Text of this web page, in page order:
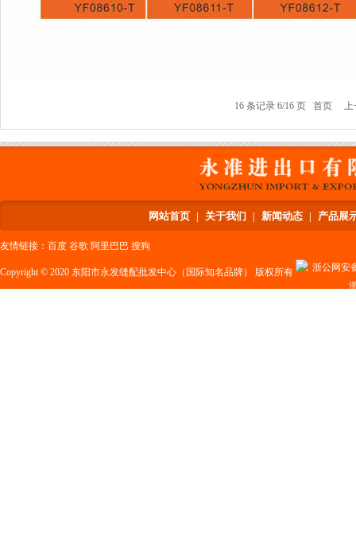
16 条记录 6/16 页 首页 上
网站首页 关于我们 新闻动态 产品展
友情链接： 百度 谷歌 阿里巴巴 搜狗
Copyright © 2020 东阳市永发缝配批发中心（国际知名品牌） 版权所有
浙公网安